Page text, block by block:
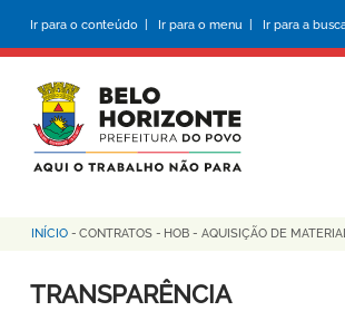
conteúdo
principal
Ir para o conteúdo | Ir para o menu | Ir para a
Trilha
de
INÍCIO - CONTRATOS - HOB - AQUISIÇÃO DE
TRANSPARÊNCIA